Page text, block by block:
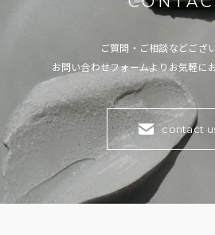
ご質問・ご相談などござ
お問い合わせフォームよりお気軽に
contact